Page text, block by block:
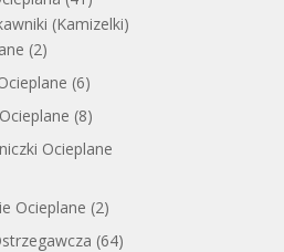
(Kamizelki)
(2)
(6)
(8)
Ocieplane
Ocieplane (2)
(64)